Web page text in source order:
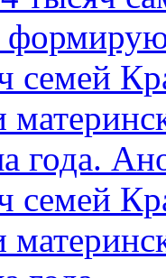
семей
года.
семей